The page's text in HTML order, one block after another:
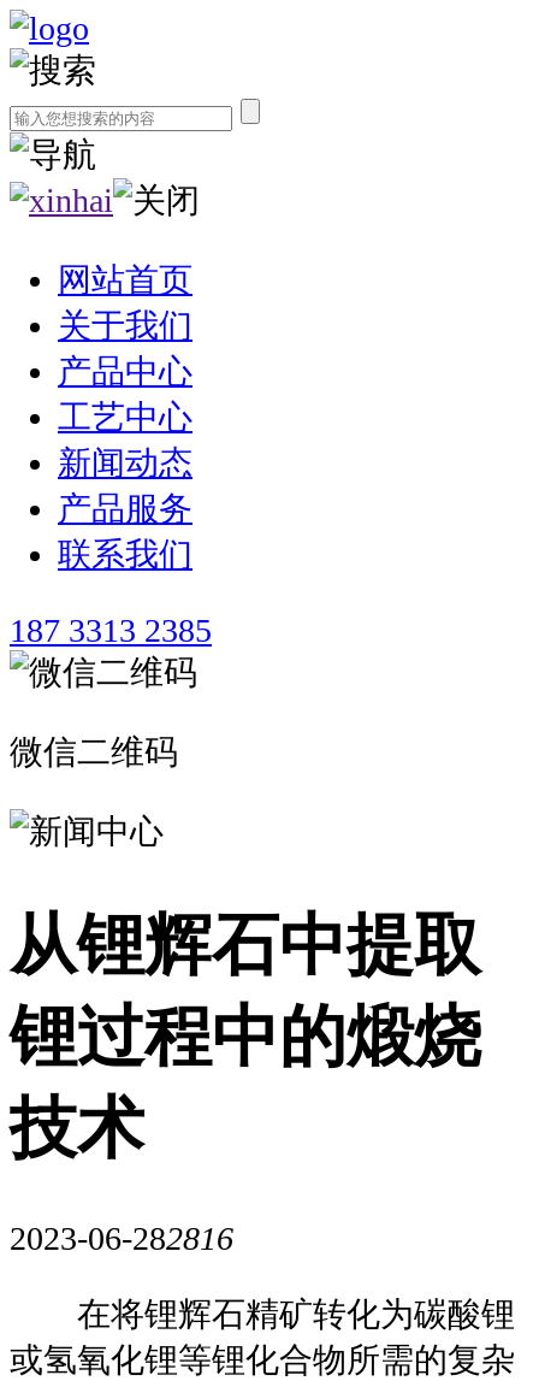
网站首页
关于我们
产品中心
工艺中心
新闻动态
产品服务
联系我们
187 3313 2385
微信二维码
从锂辉石中提取
锂过程中的煅烧
技术
2023-06-282816
在将锂辉石精矿转化为碳酸锂
或氢氧化锂等锂化合物所需的复杂